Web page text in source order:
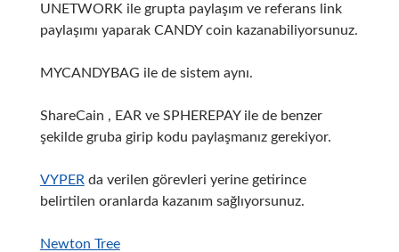
UNETWORK ile grupta paylaşım ve referans link
paylaşımı yaparak CANDY coin kazanabiliyorsunuz.
MYCANDYBAG ile de sistem aynı.
ShareCain , EAR ve SPHEREPAY ile de benzer
şekilde gruba girip kodu paylaşmanız gerekiyor.
VYPER da verilen görevleri yerine getirince
belirtilen oranlarda kazanım sağlıyorsunuz.
Newton Tree